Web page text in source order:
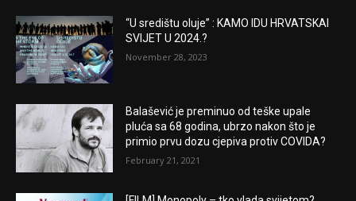
“U središtu oluje” : KAMO IDU HRVATSKAI
SVIJET U 2024.?
November 28, 2023
Balašević je preminuo od teške upale
pluća sa 68 godina, ubrzo nakon što je
primio prvu dozu cjepiva protiv COVIDA?
February 21, 2021